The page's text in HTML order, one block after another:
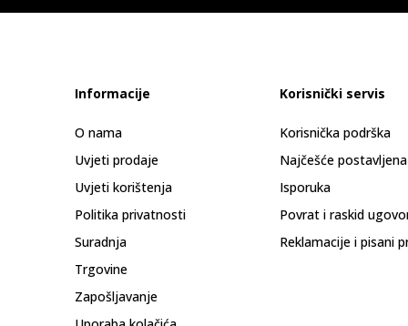
Informacije
O nama
Uvjeti prodaje
Uvjeti korištenja
Politika privatnosti
Suradnja
Trgovine
Zapošljavanje
Korisnički servis
Korisnička podrška
Najčešće
Isporuka
Povrat i raskid
Reklamacije i pisani